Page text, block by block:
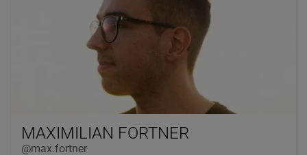
MAXIMILIAN FORTNER
@max.fortner